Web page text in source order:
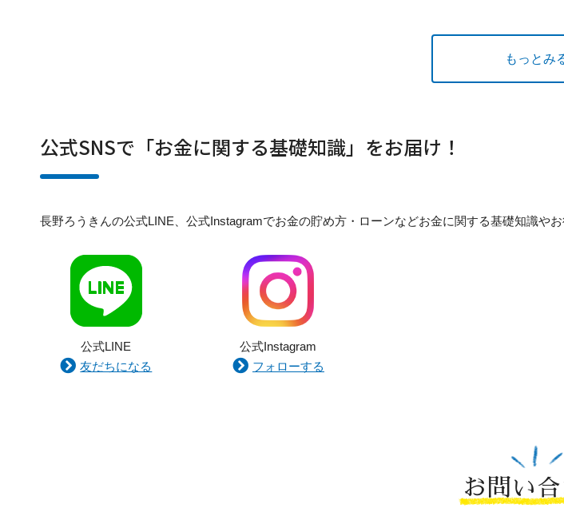
もっとみ
公式SNSで「お金に関する基礎知識」をお届け！
長野ろうきんの公式LINE、公式Instagramでお金の貯め方・ローンなどお金に関する基礎知識やお
公式LINE
友だちになる
公式Instagram
フォローする
お問い